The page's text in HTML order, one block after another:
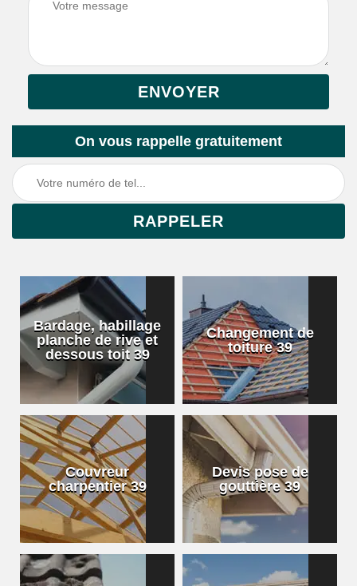
On vous rappelle gratuitement
Bardage, habillage
planche de rive et
dessous toit 39
Changement de
toiture 39
Couvreur
charpentier 39
Devis pose de
gouttière 39